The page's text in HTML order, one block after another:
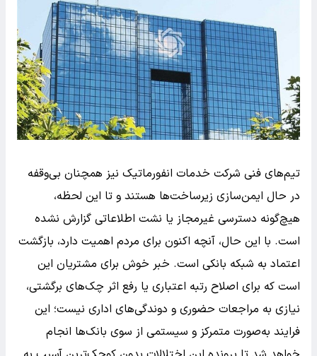
تیم‌های فنی شرکت خدمات انفورماتیک نیز همچنان بی‌وقفه
در حال ایمن‌سازی زیرساخت‌ها هستند و تا این لحظه،
هیچ‌گونه دسترسی غیرمجاز یا نشت اطلاعاتی گزارش نشده
است. با این حال، آنچه اکنون برای مردم اهمیت دارد، بازگشت
اعتماد به شبکه بانکی است. خبر خوش برای مشتریان این
است که برای اصلاح رتبه اعتباری یا رفع اثر چک‌های برگشتی،
نیازی به مراجعات حضوری و دوندگی‌های اداری نیست؛ این
فرایند به‌صورت متمرکز و سیستمی از سوی بانک‌ها انجام